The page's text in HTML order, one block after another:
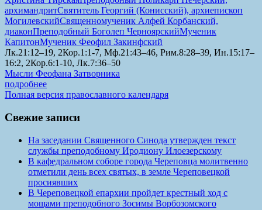
архимандритСвятитель Георгий (Конисский), архиепископ
МогилевскийСвященномученик Алфей Корбанский,
диаконПреподобный Боголеп ЧерноярскийМученик
КапитонМученик Феофил Закинфский
Лк.21:12–19, 2Кор.1:1-7, Мф.21:43–46, Рим.8:28–39, Ин.15:17–
16:2, 2Кор.6:1-10, Лк.7:36–50
Мысли Феофана Затворника
подробнее
Полная версия православного календаря
Свежие записи
На заседании Священного Синода утвержден текст
службы преподобному Иродиону Илоезерскому
В кафедральном соборе города Череповца молитвенно
отметили день всех святых, в земле Череповецкой
просиявших
В Череповецкой епархии пройдет крестный ход с
мощами преподобного Зосимы Ворбозомского